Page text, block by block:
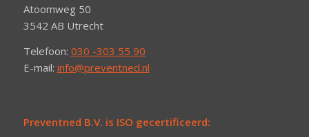
Atoomweg 50
3542 AB Utrecht
Telefoon: 030 -303 55 90
E-mail: info@preventned.nl
Preventned B.V. is ISO gecertificeerd: